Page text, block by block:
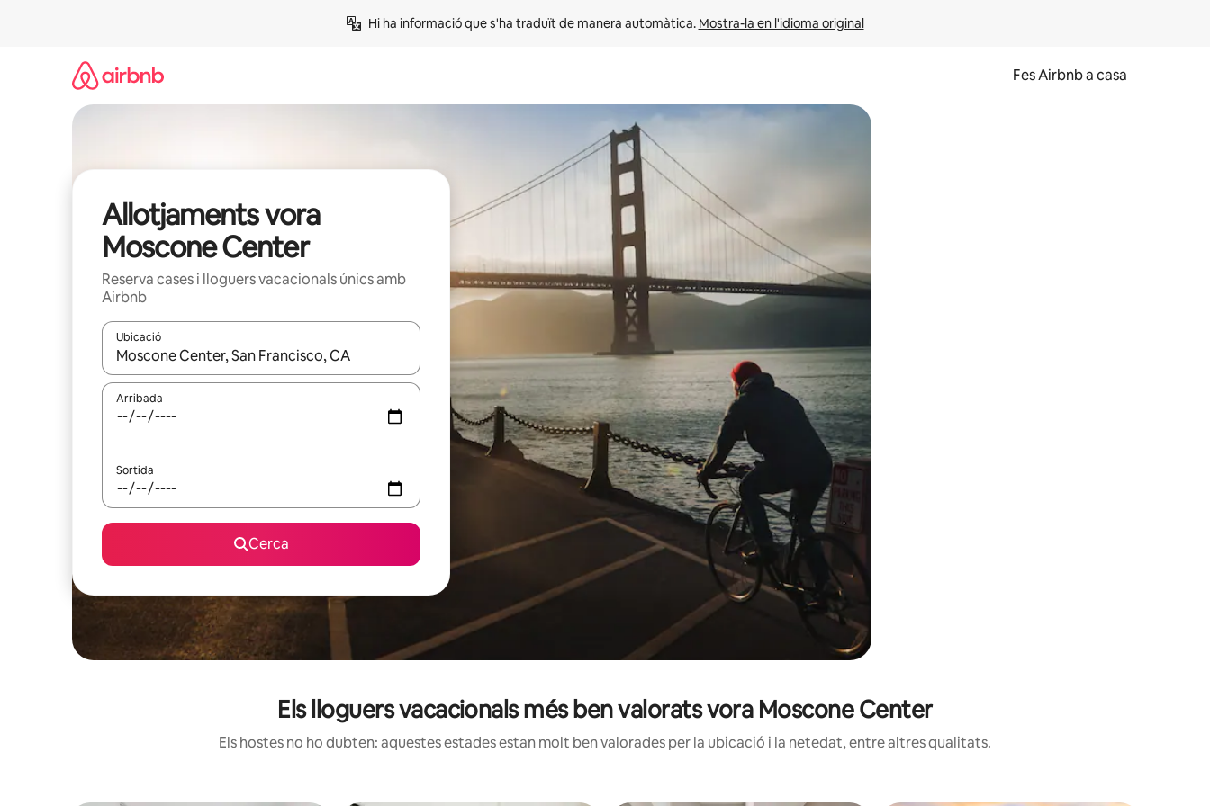
Hi ha informació que s'ha traduït de manera automàtica. Mostra-la en l'idioma original
Fes Airbnb a casa
Allotjaments vora
Moscone Center
Reserva cases i lloguers vacacionals únics amb
Airbnb
Ubicació
Quan els resultats estiguin disponibles, podràs navegar-hi a través de les tecles de les fletxes (amunt i avall), o bé fent un toc a la pantalla o fent-hi lliscar el dit.
Arribada
Sortida
Cerca
Els lloguers vacacionals més ben valorats vora Moscone Center
Els hostes no ho dubten: aquestes estades estan molt ben valorades per la ubicació i la netedat, entre altres qualitats.